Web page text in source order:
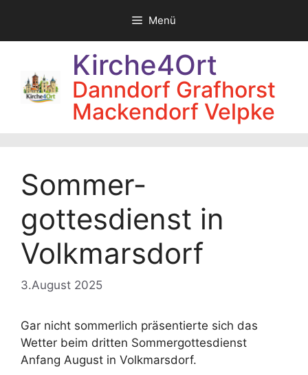
springen
Menü
Kirche4Ort
Danndorf Grafhorst
Mackendorf Velpke
Sommer­
gottesdienst in
Volkmarsdorf
3.August 2025
Gar nicht sommerlich präsentierte sich das
Wetter beim dritten Sommergottesdienst
Anfang August in Volkmarsdorf.